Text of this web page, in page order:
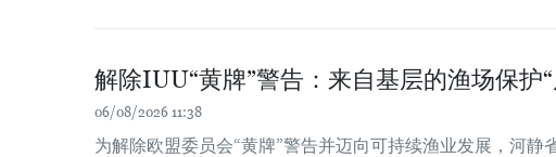
解除IUU“黄牌”警告：来自基层的渔场保护
06/08/2026 11:38
为解除欧盟委员会“黄牌”警告并迈向可持续渔业发展，河静